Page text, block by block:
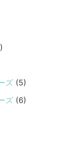
ズ (5)
ズ (6)